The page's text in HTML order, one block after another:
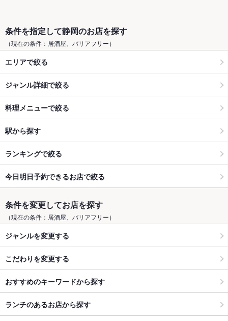
条件を指定して静岡のお店を探す
（現在の条件：居酒屋、バリアフリー）
エリアで絞る
ジャンル詳細で絞る
料理メニューで絞る
駅から探す
ランキングで絞る
今日明日予約できるお店で絞る
条件を変更してお店を探す
（現在の条件：居酒屋、バリアフリー）
ジャンルを変更する
こだわりを変更する
おすすめのキーワードから探す
ランチのあるお店から探す